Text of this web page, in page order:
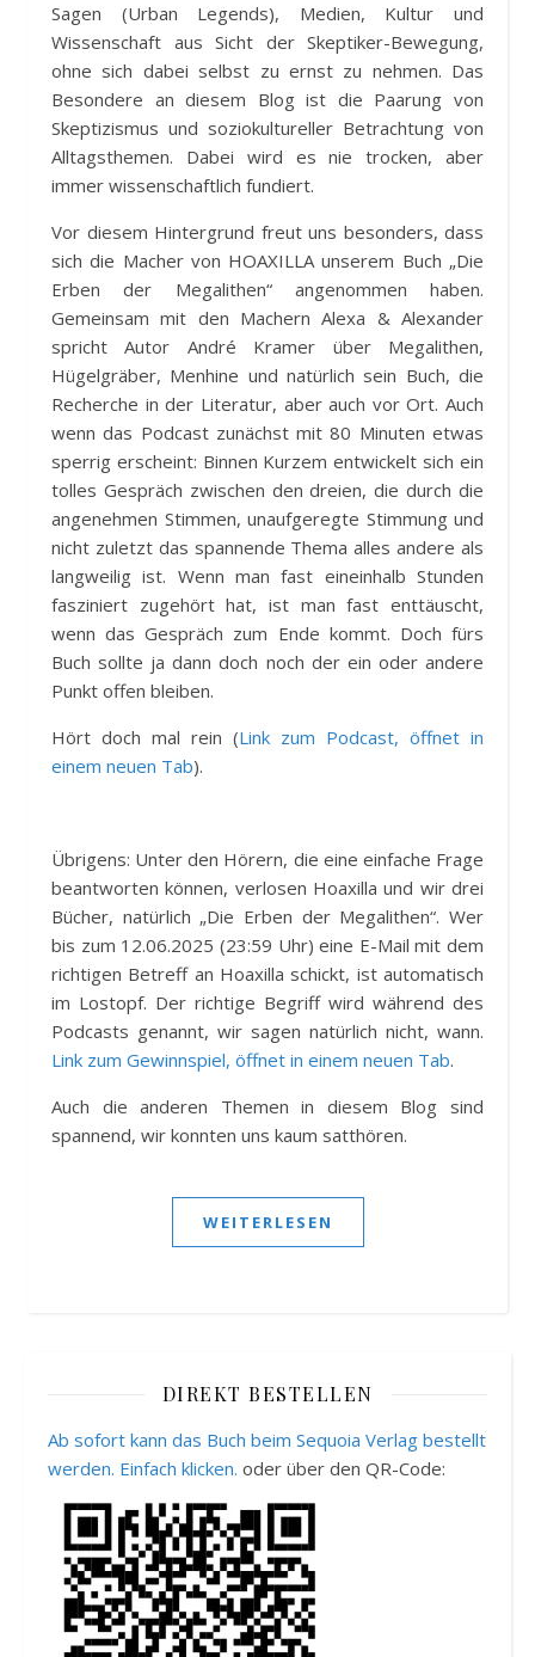
Sagen (Urban Legends), Medien, Kultur und
Wissenschaft aus Sicht der Skeptiker-Bewegung,
ohne sich dabei selbst zu ernst zu nehmen. Das
Besondere an diesem Blog ist die Paarung von
Skeptizismus und soziokultureller Betrachtung von
Alltagsthemen. Dabei wird es nie trocken, aber
immer wissenschaftlich fundiert.
Vor diesem Hintergrund freut uns besonders, dass
sich die Macher von HOAXILLA unserem Buch „Die
Erben der Megalithen“ angenommen haben.
Gemeinsam mit den Machern Alexa & Alexander
spricht Autor André Kramer über Megalithen,
Hügelgräber, Menhine und natürlich sein Buch, die
Recherche in der Literatur, aber auch vor Ort. Auch
wenn das Podcast zunächst mit 80 Minuten etwas
sperrig erscheint: Binnen Kurzem entwickelt sich ein
tolles Gespräch zwischen den dreien, die durch die
angenehmen Stimmen, unaufgeregte Stimmung und
nicht zuletzt das spannende Thema alles andere als
langweilig ist. Wenn man fast eineinhalb Stunden
fasziniert zugehört hat, ist man fast enttäuscht,
wenn das Gespräch zum Ende kommt. Doch fürs
Buch sollte ja dann doch noch der ein oder andere
Punkt offen bleiben.
Hört doch mal rein (Link zum Podcast, öffnet in
einem neuen Tab).
Übrigens: Unter den Hörern, die eine einfache Frage
beantworten können, verlosen Hoaxilla und wir drei
Bücher, natürlich „Die Erben der Megalithen“. Wer
bis zum 12.06.2025 (23:59 Uhr) eine E-Mail mit dem
richtigen Betreff an Hoaxilla schickt, ist automatisch
im Lostopf. Der richtige Begriff wird während des
Podcasts genannt, wir sagen natürlich nicht, wann.
Link zum Gewinnspiel, öffnet in einem neuen Tab.
Auch die anderen Themen in diesem Blog sind
spannend, wir konnten uns kaum satthören.
WEITERLESEN
DIREKT BESTELLEN
Ab sofort kann das Buch beim Sequoia Verlag bestellt
werden. Einfach klicken. oder über den QR-Code: